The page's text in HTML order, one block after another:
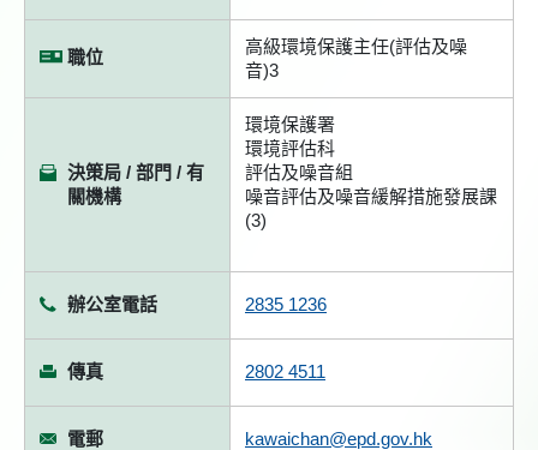
職位
高級環境保護主任(評估及噪
音)3
決策局 / 部門 / 有
關機構
環境保護署
環境評估科
評估及噪音組
噪音評估及噪音緩解措施發展課
(3)
辦公室電話 2835 1236
傳真 2802 4511
電郵 kawaichan@epd.gov.hk